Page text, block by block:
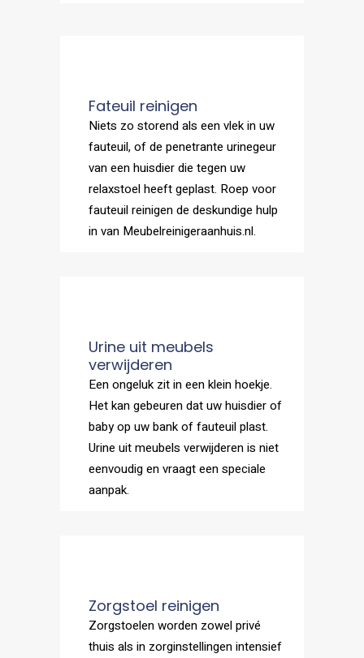
Fateuil reinigen
Niets zo storend als een vlek in uw
fauteuil, of de penetrante urinegeur
van een huisdier die tegen uw
relaxstoel heeft geplast. Roep voor
fauteuil reinigen de deskundige hulp
in van Meubelreinigeraanhuis.nl.
Urine uit meubels
verwijderen
Een ongeluk zit in een klein hoekje.
Het kan gebeuren dat uw huisdier of
baby op uw bank of fauteuil plast.
Urine uit meubels verwijderen is niet
eenvoudig en vraagt een speciale
aanpak.
Zorgstoel reinigen
Zorgstoelen worden zowel privé
thuis als in zorginstellingen intensief